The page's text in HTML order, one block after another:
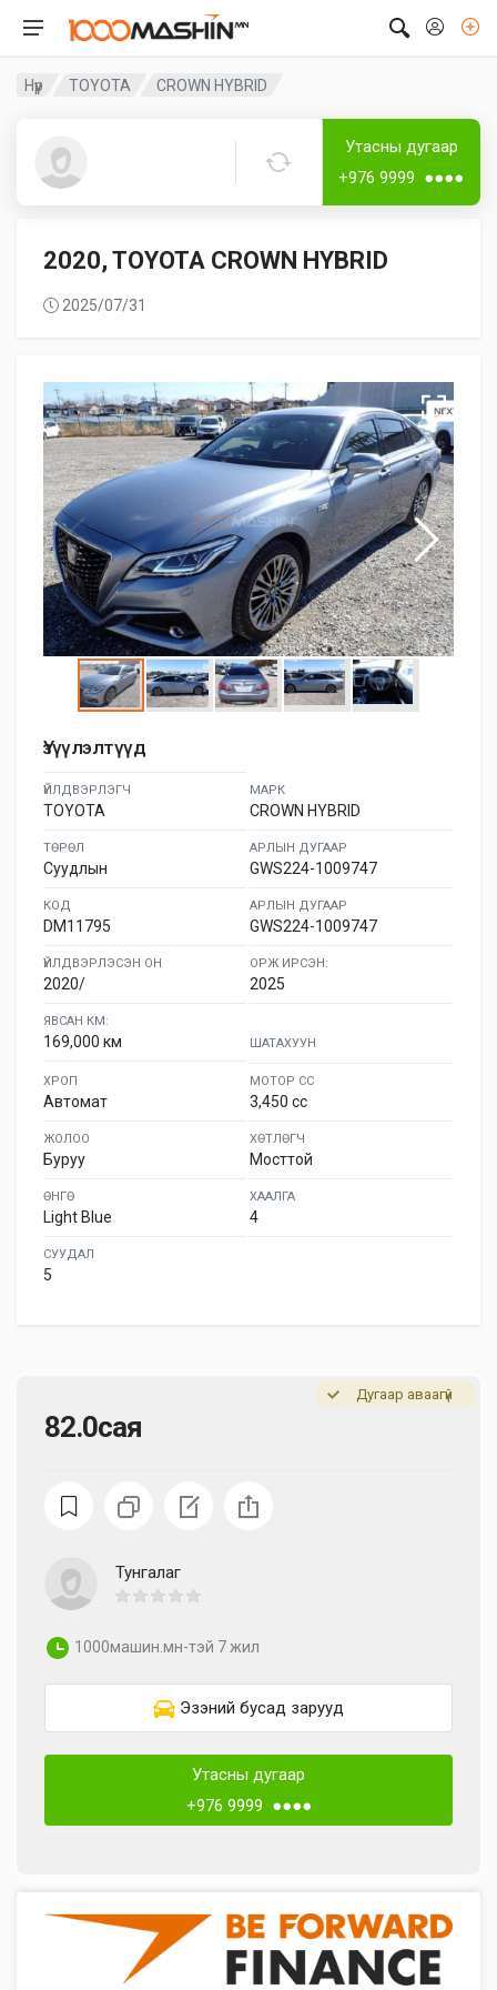
Нүүр TOYOTA CROWN HYBRID
Утасны дугаар
+976 9999 ●●●●
2020, TOYOTA CROWN HYBRID
2025/07/31
82.0сая
Дугаар аваагүй
Тунгалаг
1000машин.мн-тэй 7 жил
Эзэний бусад зарууд
Утасны дугаар
+976 9999 ●●●●
Үзүүлэлтүүд
ҮЙЛДВЭРЛЭГЧ
TOYOTA
МАРК
CROWN HYBRID
ТӨРӨЛ
Суудлын
АРЛЫН ДУГААР
GWS224-1009747
КОД
DM11795
АРЛЫН ДУГААР
GWS224-1009747
ҮЙЛДВЭРЛЭСЭН ОН
2020/
ОРЖ ИРСЭН:
2025
ЯВСАН КМ:
169,000 км ШАТАХУУН
ХРОП
Автомат
МОТОР СС
3,450 cc
ЖОЛОО
Буруу
ХӨТЛӨГЧ
Мосттой
ӨНГӨ
Light Blue
ХААЛГА
4
СУУДАЛ
5